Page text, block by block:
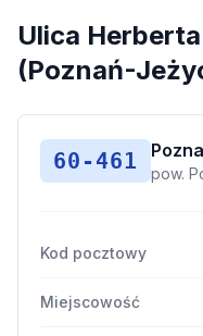
Ulica
(Poznań-
60-461 pow.
Kod pocztowy
Miejscowość